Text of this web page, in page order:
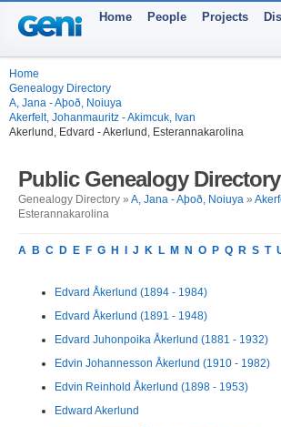
Home People Projects
Home
Genealogy Directory
A, Jana - Aþoð, Noiuya
Akerfelt, Johanmauritz - Akimcuk, Ivan
Akerlund, Edvard - Akerlund, Esterannakarolina
Public Genealogy Directory
Genealogy Directory » A, Jana - Aþoð, Noiuya »
Esterannakarolina
A B C D E F G H J K L M N O P Q R S T
Edvard Åkerlund (1894 - 1984)
Edvard Åkerlund (1891 - 1948)
Edvard Juhonpoika Åkerlund (1881 - 1932)
Edvin Johannesson Åkerlund (1910 - 1982)
Edvin Reinhold Åkerlund (1898 - 1953)
Edward Akerlund